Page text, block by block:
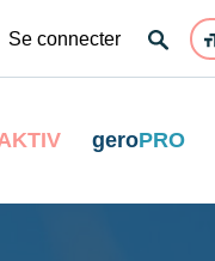
Se connecter
geroPRO